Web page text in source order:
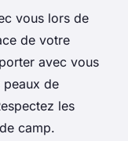
vous lors de
de votre
avec vous
peaux de
les
camp.